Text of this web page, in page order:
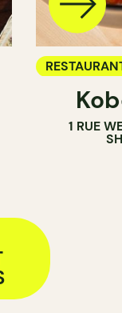
ÉPICERIE
1 RUE